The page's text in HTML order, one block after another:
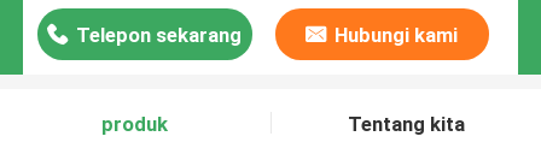
Telepon sekarang Hubungi kami
produk Tentang kita